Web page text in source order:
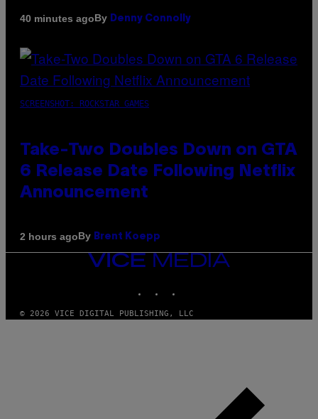
40 minutes agoBy Denny Connolly
SCREENSHOT: ROCKSTAR GAMES
Take-Two Doubles Down on GTA
6 Release Date Following Netflix
Announcement
2 hours agoBy Brent Koepp
VICE
MEDIA
© 2026 VICE DIGITAL PUBLISHING, LLC